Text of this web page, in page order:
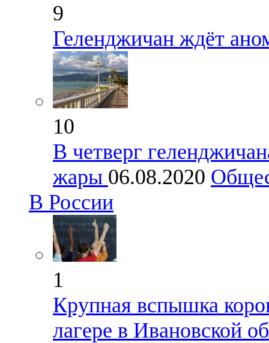
9
Геленджичан ждёт
10
В четверг
жары 06.08.2020
В России
1
Крупная вспышка
лагере в Ивановской